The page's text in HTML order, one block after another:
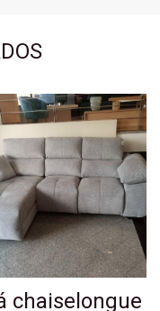
chaiselongue